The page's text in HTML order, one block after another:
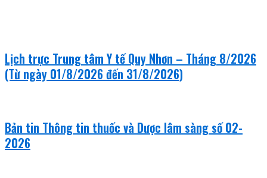
Lịch trực Trung tâm Y tế Quy Nhơn – Tháng 8/2026
(Từ ngày 01/8/2026 đến 31/8/2026)
Bản tin Thông tin thuốc và Dược lâm sàng số 02-
2026